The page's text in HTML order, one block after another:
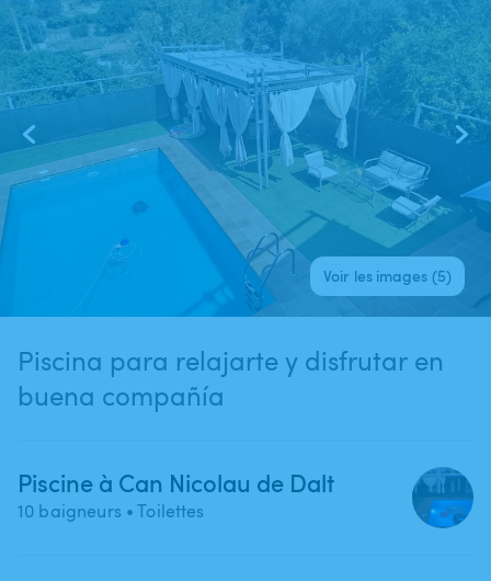
Voir les images (5)
Piscina para relajarte y disfrutar en
buena compañía
Piscine à Can Nicolau de Dalt
10 baigneurs • Toilettes